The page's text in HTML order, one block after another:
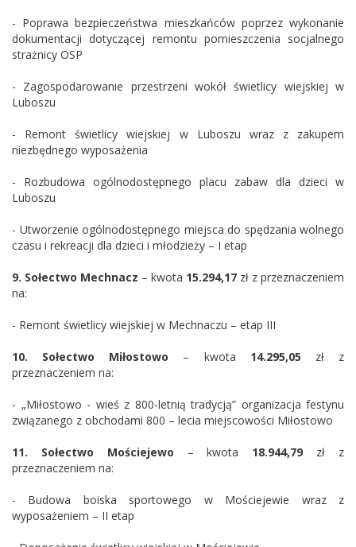
- Poprawa bezpieczeństwa mieszkańców poprzez wykonanie
dokumentacji dotyczącej remontu pomieszczenia socjalnego
strażnicy OSP
- Zagospodarowanie przestrzeni wokół świetlicy wiejskiej w
Luboszu
- Remont świetlicy wiejskiej w Luboszu wraz z zakupem
niezbędnego wyposażenia
- Rozbudowa ogólnodostępnego placu zabaw dla dzieci w
Luboszu
- Utworzenie ogólnodostępnego miejsca do spędzania wolnego
czasu i rekreacji dla dzieci i młodzieży – I etap
9. Sołectwo Mechnacz – kwota 15.294,17 zł z przeznaczeniem
na:
- Remont świetlicy wiejskiej w Mechnaczu – etap III
10. Sołectwo Miłostowo – kwota 14.295,05 zł z
przeznaczeniem na:
- „Miłostowo - wieś z 800-letnią tradycją” organizacja festynu
związanego z obchodami 800 – lecia miejscowości Miłostowo
11. Sołectwo Mościejewo – kwota 18.944,79 zł z
przeznaczeniem na:
- Budowa boiska sportowego w Mościejewie wraz z
wyposażeniem – II etap